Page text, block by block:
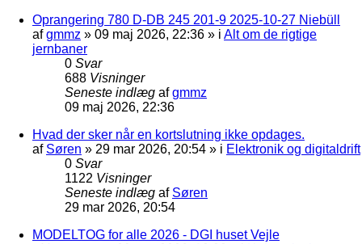
Oprangering 780 D-DB 245 201-9 2025-10-27 Niebüll
afgmmz » 09 maj 2026, 22:36 » i Alt om de rigtige
jernbaner
0 Svar
688 Visninger
Seneste indlæg afgmmz
09 maj 2026, 22:36
Hvad der sker når en kortslutning ikke opdages.
af Søren » 29 mar 2026, 20:54 » i Elektronik og digitaldrift
0 Svar
1122 Visninger
Seneste indlæg af Søren
29 mar 2026, 20:54
MODELTOG for alle 2026 - DGI huset Vejle